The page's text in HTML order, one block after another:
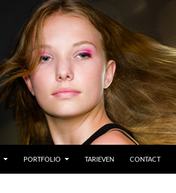
PORTFOLIO TARIEVEN CONTACT